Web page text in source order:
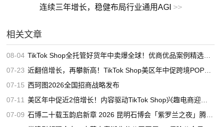
连续三年增长，稳健布局行业通用AGI >>
相关文章
08-04 TikTok Shop全托管好货年中卖爆全球！优商优品案例精选特辑发布
07-23 近翻倍增长，再攀新高！TikTok Shop美区年中促跨境POP优秀案例重磅发布
07-15 西珂图2026全国招商战略发布
07-11 美区年中促近2倍增长！内容驱动TikTok Shop兴趣电商迎来高增长
07-09 石博二十载玉韵启新章 2026 昆明石博会「紫罗兰之夜」腾冲专场重磅启幕